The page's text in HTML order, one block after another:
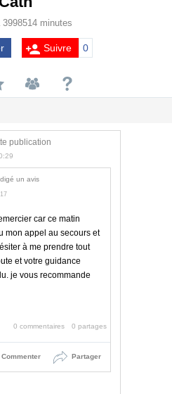
minutes
Suivre 0
publication
un avis
car ce matin
mon appel au secours et
à me prendre tout
et votre guidance
je vous recommande
0 partages
0 commentaires
Commenter Partager